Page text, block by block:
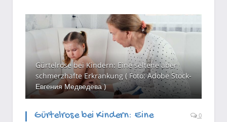
Gürtelrose bei Kindern: Eine seltene aber
schmerzhafte Erkrankung ( Foto: Adobe Stock-
Евгения Медведева )
Gürtelrose bei Kindern: Eine
0